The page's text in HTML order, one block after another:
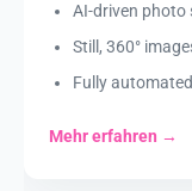
AI-driven photo
Still, 360°
Fully automated
Mehr erfahren →